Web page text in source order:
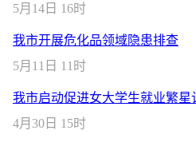
5月14日 16时
我市开展危化品领域隐患排查
5月11日 11时
我市启动促进女大学生就业繁星
4月30日 15时